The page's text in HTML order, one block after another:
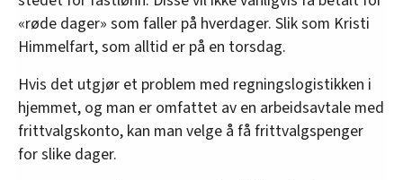
«røde dager» som faller på hverdager. Slik som Kristi
Himmelfart, som alltid er på en torsdag.
Hvis det utgjør et problem med regningslogistikken i
hjemmet, og man er omfattet av en arbeidsavtale med
frittvalgskonto, kan man velge å få frittvalgspenger
for slike dager.